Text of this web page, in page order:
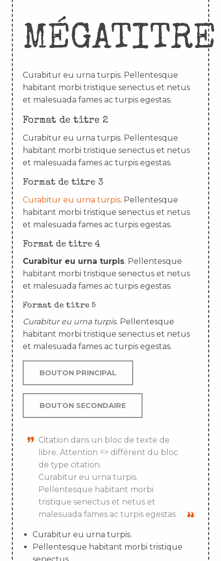
MÉGATITRE
Curabitur eu urna turpis. Pellentesque
habitant morbi tristique senectus et netus
et malesuada fames ac turpis egestas.
Format de titre 2
Curabitur eu urna turpis. Pellentesque
habitant morbi tristique senectus et netus
et malesuada fames ac turpis egestas.
Format de titre 3
Curabitur eu urna turpis. Pellentesque
habitant morbi tristique senectus et netus
et malesuada fames ac turpis egestas.
Format de titre 4
Curabitur eu urna turpis. Pellentesque
habitant morbi tristique senectus et netus
et malesuada fames ac turpis egestas.
Format de titre 5
Curabitur eu urna turpis. Pellentesque
habitant morbi tristique senectus et netus
et malesuada fames ac turpis egestas.
BOUTON PRINCIPAL
BOUTON SECONDAIRE
Citation dans un bloc de texte de
libre. Attention => différent du bloc
de type citation.
Curabitur eu urna turpis.
Pellentesque habitant morbi
tristique senectus et netus et
malesuada fames ac turpis egestas.
Curabitur eu urna turpis.
Pellentesque habitant morbi tristique